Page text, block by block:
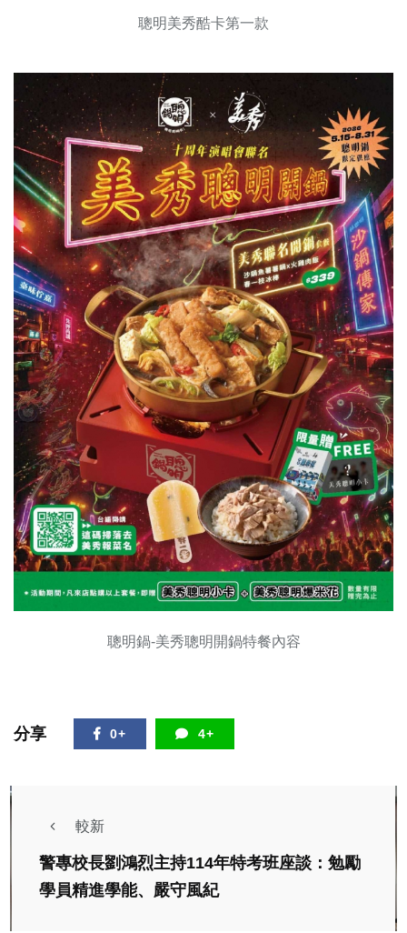
聰明美秀酷卡第一款
聰明鍋-美秀聰明開鍋特餐內容
分享 0+ 4+
較新
警專校長劉鴻烈主持114年特考班座談：勉勵
學員精進學能、嚴守風紀